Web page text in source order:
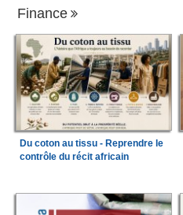
Finance
Du coton au tissu - Reprendre le
contrôle du récit africain